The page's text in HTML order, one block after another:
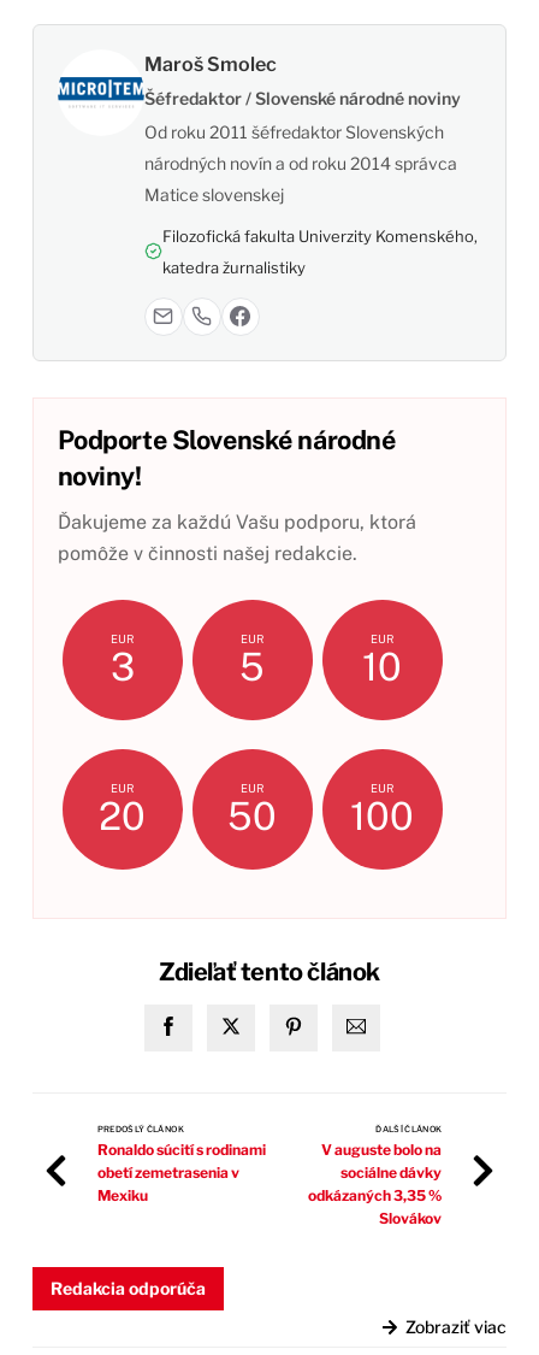
Maroš Smolec
Šéfredaktor / Slovenské národné noviny
Od roku 2011 šéfredaktor Slovenských
národných novín a od roku 2014 správca
Matice slovenskej
Filozofická fakulta Univerzity Komenského,
katedra žurnalistiky
Podporte Slovenské národné
noviny!
Ďakujeme za každú Vašu podporu, ktorá
pomôže v činnosti našej redakcie.
EUR
3
EUR
5
EUR
10
EUR
20
EUR
50
EUR
100
Zdieľať tento článok
PREDOŠLÝ ČLÁNOK
Ronaldo súcití s rodinami
obetí zemetrasenia v
Mexiku
ĎALŠÍ ČLÁNOK
V auguste bolo na
sociálne dávky
odkázaných 3,35 %
Slovákov
Redakcia odporúča
Zobraziť viac